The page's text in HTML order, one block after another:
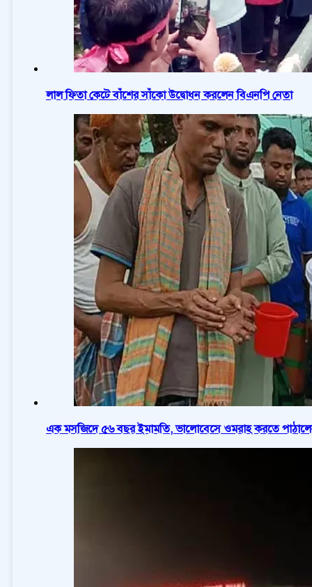
লাল ফিতা কেটে বাঁশের সাঁকো উদ্বোধন করলেন বিএনপি নেতা
এক মসজিদে ৫৬ বছর ইমামতি, ভালোবেসে ওমরাহ করতে